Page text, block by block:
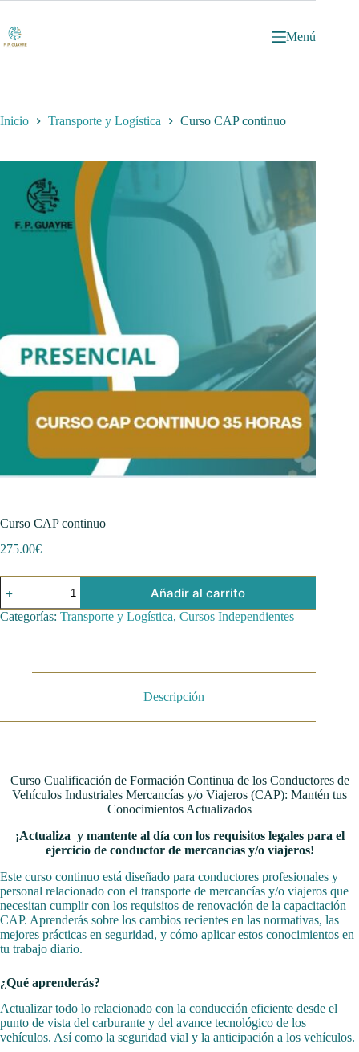
contenido
Menú
Inicio Transporte y Logística Curso CAP continuo
Curso CAP continuo
275.00€
CAP
continuo
cantidad
Añadir al carrito
Categorías: Transporte y Logística, Cursos Independientes
Descripción
Curso Cualificación de Formación Continua de los Conductores de
Vehículos Industriales Mercancías y/o Viajeros (CAP): Mantén tus
Conocimientos Actualizados
¡Actualiza y mantente al día con los requisitos legales para el
ejercicio de conductor de mercancías y/o viajeros!
Este curso continuo está diseñado para conductores profesionales y
personal relacionado con el transporte de mercancías y/o viajeros que
necesitan cumplir con los requisitos de renovación de la capacitación
CAP. Aprenderás sobre los cambios recientes en las normativas, las
mejores prácticas en seguridad, y cómo aplicar estos conocimientos en
tu trabajo diario.
¿Qué aprenderás?
Actualizar todo lo relacionado con la conducción eficiente desde el
punto de vista del carburante y del avance tecnológico de los
vehículos. Así como la seguridad vial y la anticipación a los vehículos.